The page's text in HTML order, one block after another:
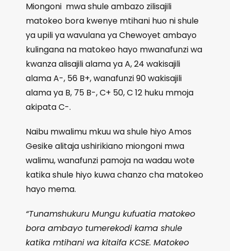
Miongoni mwa shule ambazo zilisajili
matokeo bora kwenye mtihani huo ni shule
ya upili ya wavulana ya Chewoyet ambayo
kulingana na matokeo hayo mwanafunzi wa
kwanza alisajili alama ya A, 24 wakisajili
alama A-, 56 B+, wanafunzi 90 wakisajili
alama ya B, 75 B-, C+ 50, C 12 huku mmoja
akipata C-.
Naibu mwalimu mkuu wa shule hiyo Amos
Gesike alitaja ushirikiano miongoni mwa
walimu, wanafunzi pamoja na wadau wote
katika shule hiyo kuwa chanzo cha matokeo
hayo mema.
“Tunamshukuru Mungu kufuatia matokeo
bora ambayo tumerekodi kama shule
katika mtihani wa kitaifa KCSE. Matokeo